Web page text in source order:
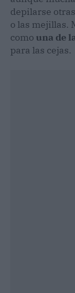
depilarse
o las mejillas.
como una de
para las cejas.